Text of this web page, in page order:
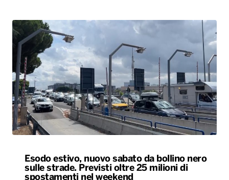
Esodo estivo, nuovo sabato da bollino nero
sulle strade. Previsti oltre 25 milioni di
spostamenti nel weekend